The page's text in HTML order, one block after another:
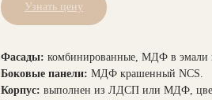
Узнать цену
Фасады: комбинированные, МДФ в эмали
Боковые панели: МДФ крашенный NCS.
Корпус: выполнен из ЛДСП или МДФ,